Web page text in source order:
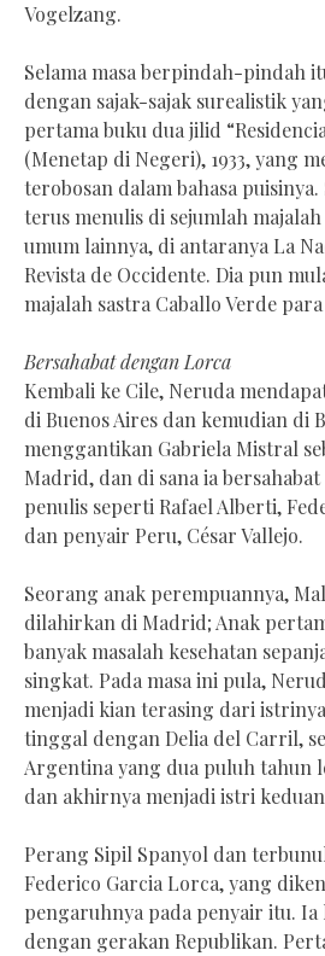
Vogelzang.
Selama masa berpindah-pindah
dengan sajak-sajak surealistik
pertama buku dua jilid
(Menetap di Negeri), 1933, yang
terobosan dalam bahasa puisinya.
terus menulis di sejumlah
umum lainnya, di antaranya La
Revista de Occidente. Dia pun
majalah sastra Caballo Verde para
Bersahabat dengan Lorca
Kembali ke Cile, Neruda
di Buenos Aires dan kemudian di
menggantikan Gabriela Mistral
Madrid, dan di sana ia
penulis seperti Rafael Alberti,
dan penyair Peru, César Vallejo.
Seorang anak perempuannya,
dilahirkan di Madrid; Anak
banyak masalah kesehatan
singkat. Pada masa ini pula,
menjadi kian terasing dari
tinggal dengan Delia del Carril,
Argentina yang dua puluh tahun
dan akhirnya menjadi istri
Perang Sipil Spanyol dan
Federico Garcia Lorca, yang
pengaruhnya pada penyair itu.
dengan gerakan Republikan.